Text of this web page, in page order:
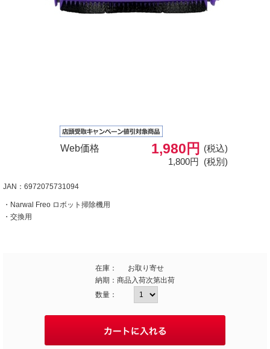
Web価格 1,980円
(税込)
1,800円 (税別)
JAN：6972075731094
・Narwal Freo ロボット掃除機用
・交換用
在庫：
お取り寄せ
納期： 商品入荷次第出荷
数量：